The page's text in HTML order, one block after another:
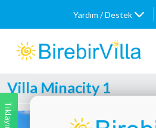
Yardım / Destek
Villa Minacity 1